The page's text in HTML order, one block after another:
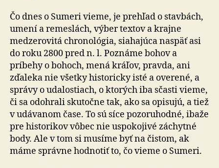
Čo dnes o Sumeri vieme, je prehľad o stavbách,
umení a remeslách, výber textov a krajne
medzerovitá chronológia, siahajúca naspäť asi
do roku 2800 pred n. l. Poznáme bohov a
príbehy o bohoch, mená kráľov, pravda, ani
zďaleka nie všetky historicky isté a overené, a
správy o udalostiach, o ktorých iba sčasti vieme,
či sa odohrali skutočne tak, ako sa opisujú, a tiež
v udávanom čase. To sú síce pozoruhodné, ibaže
pre historikov vôbec nie uspokojivé záchytné
body. Ale v tom si musíme byť na čistom, ak
máme správne hodnotiť to, čo vieme o Sumeri.